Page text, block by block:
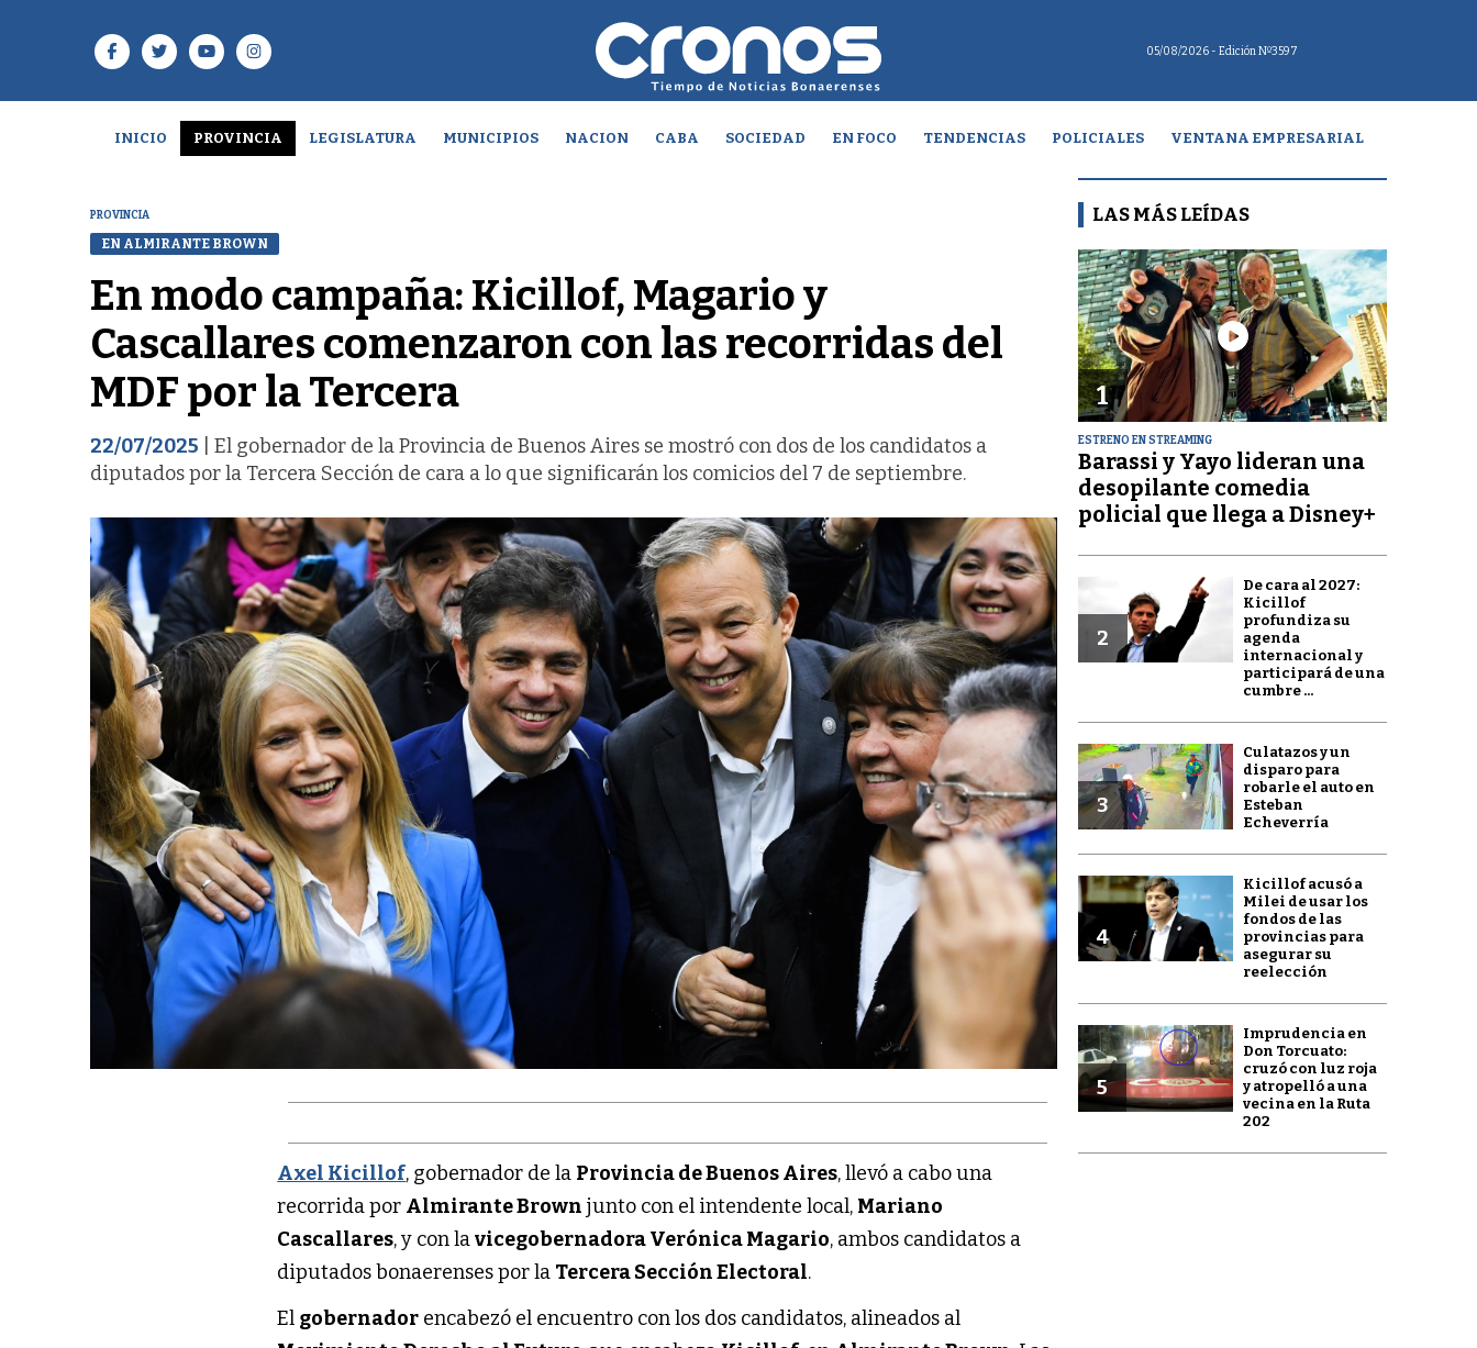
05/08/2026 - Edición Nº3597
INICIO PROVINCIA LEGISLATURA MUNICIPIOS NACION CABA SOCIEDAD EN FOCO TENDENCIAS POLICIALES VENTANA EMPRESARIAL
PROVINCIA
EN ALMIRANTE BROWN
En modo campaña: Kicillof, Magario y
Cascallares comenzaron con las recorridas del
MDF por la Tercera
22/07/2025 | El gobernador de la Provincia de Buenos Aires se mostró con dos de los candidatos a
diputados por la Tercera Sección de cara a lo que significarán los comicios del 7 de septiembre.
Axel Kicillof, gobernador de la Provincia de Buenos Aires, llevó a cabo una
recorrida por Almirante Brown junto con el intendente local, Mariano
Cascallares, y con lavicegobernadora Verónica Magario, ambos candidatos a
diputados bonaerenses por la Tercera Sección Electoral.
El gobernador encabezó el encuentro con los dos candidatos, alineados al
LAS MÁS LEÍDAS
1
ESTRENO EN STREAMING
Barassi y Yayo lideran una
desopilante comedia
policial que llega a Disney+
2
De cara al 2027:
Kicillof
profundiza su
agenda
internacional y
participará de una
cumbre ...
3
Culatazos y un
disparo para
robarle el auto en
Esteban
Echeverría
4
Kicillof acusó a
Milei de usar los
fondos de las
provincias para
asegurar su
reelección
5
Imprudencia en
Don Torcuato:
cruzó con luz roja
y atropelló a una
vecina en la Ruta
202